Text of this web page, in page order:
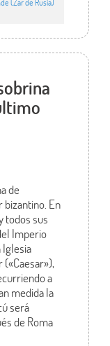
de
En
todos sus
Imperio
a
medida la
será
de Roma